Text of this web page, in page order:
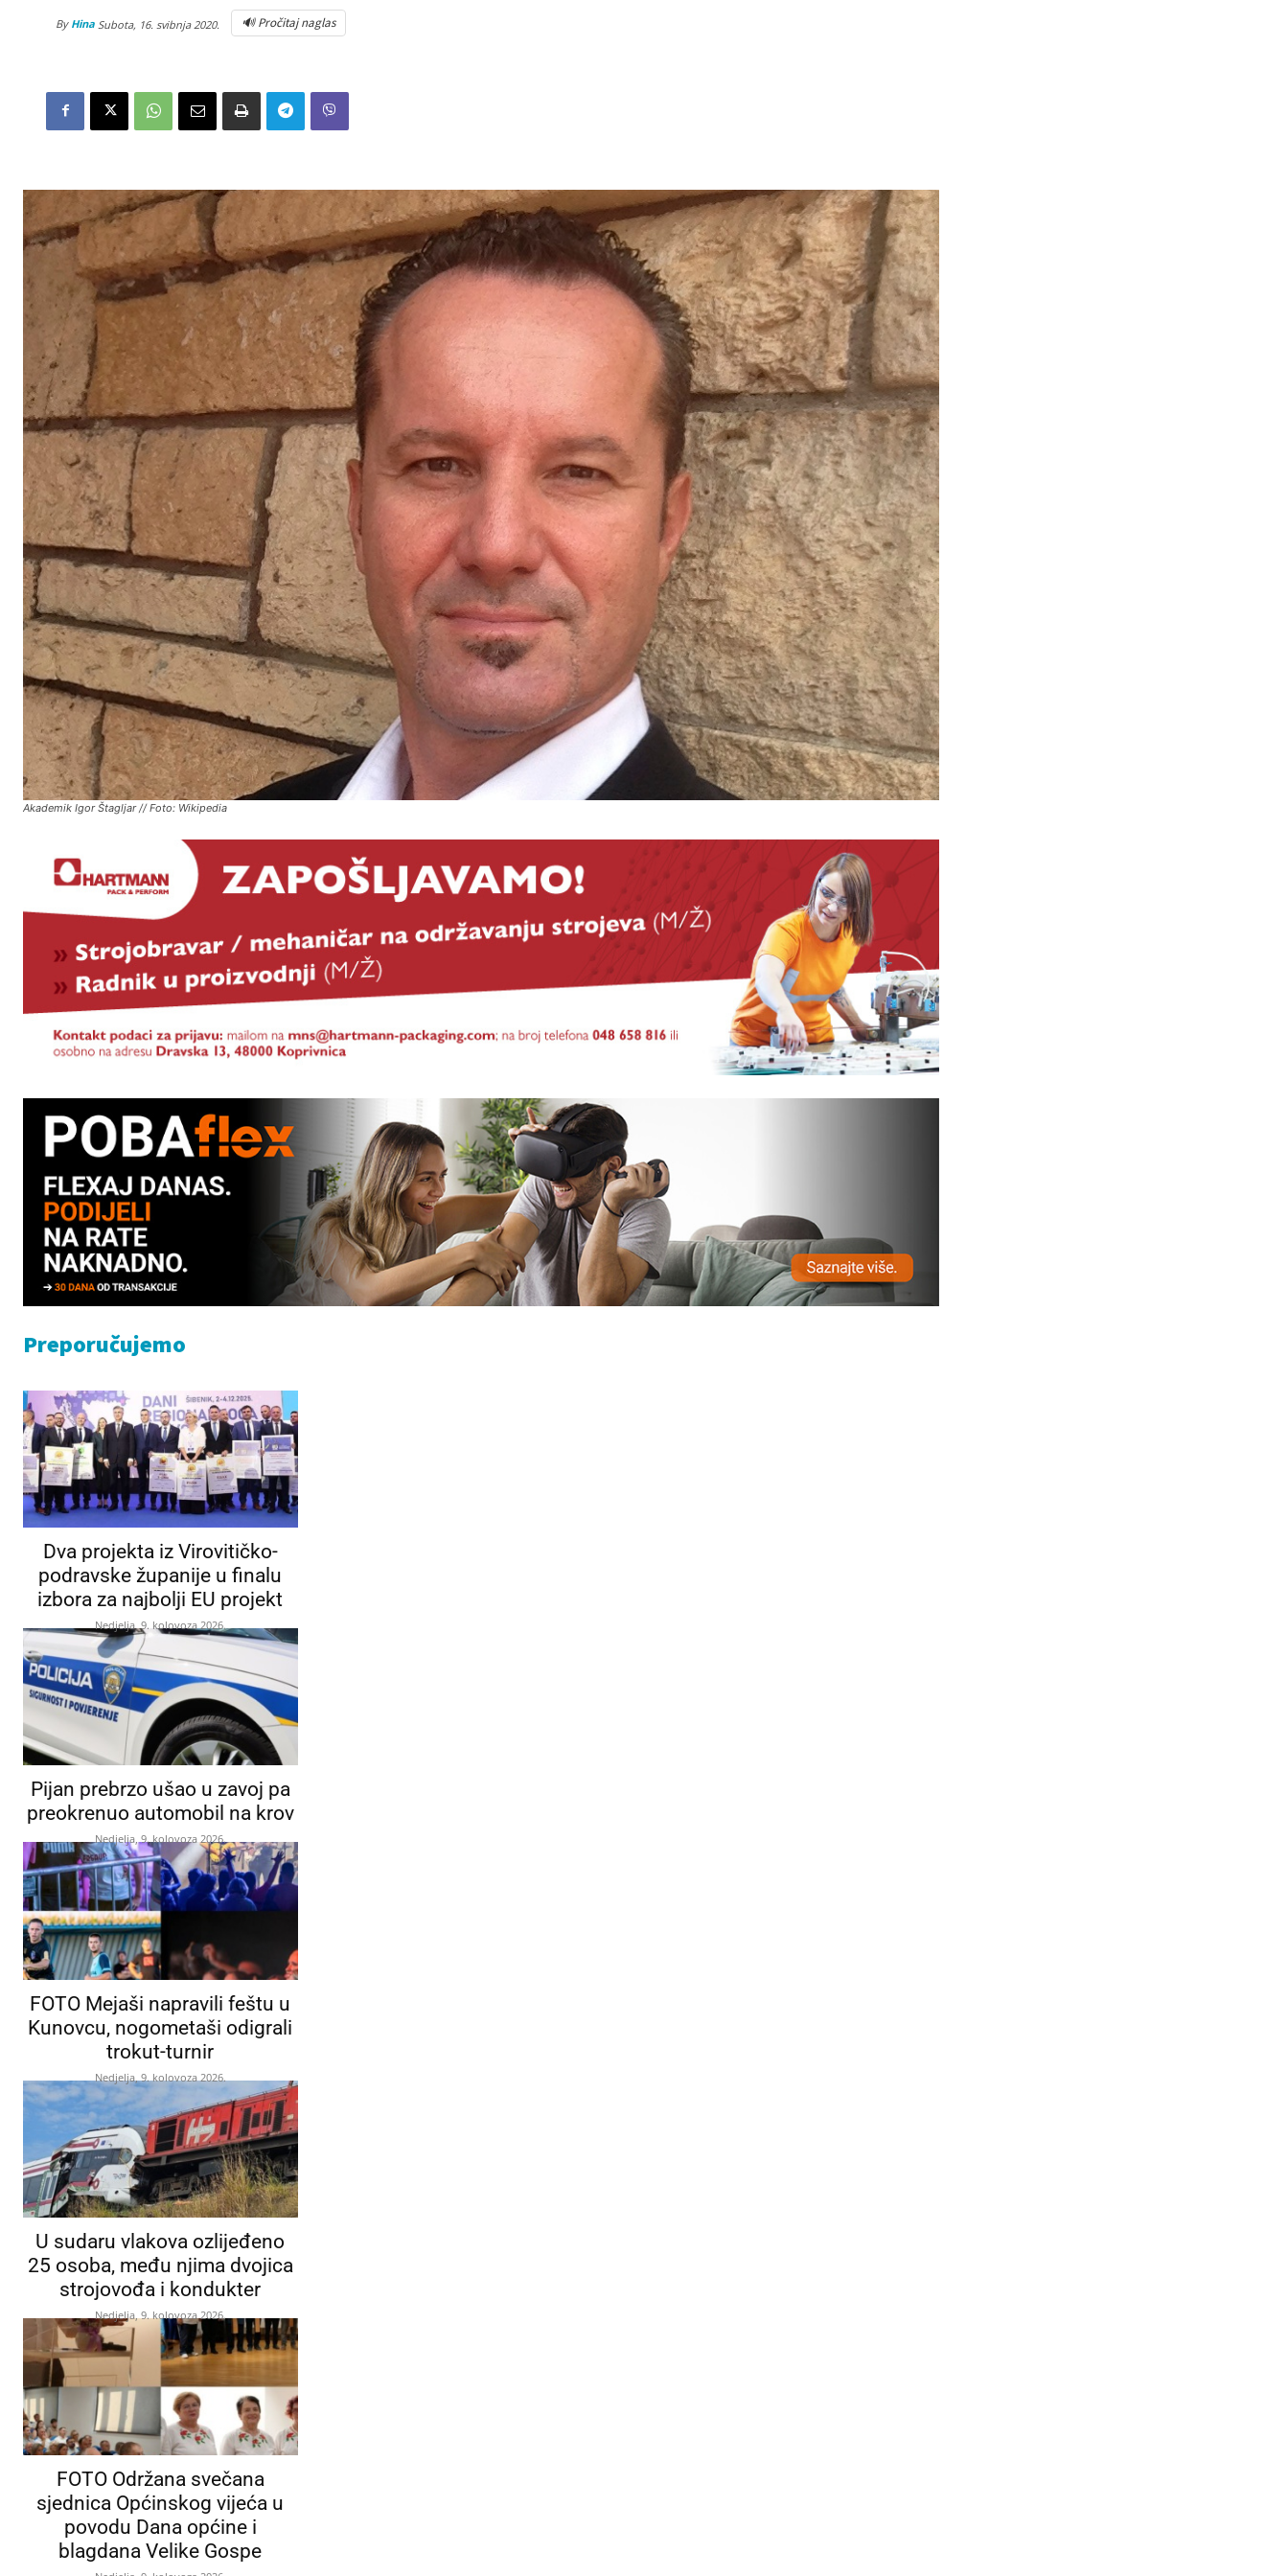
By Hina Subota, 16. svibnja 2020. 🔊 Pročitaj naglas
Akademik Igor Štagljar // Foto: Wikipedia
Preporučujemo
Dva projekta iz Virovitičko-
podravske županije u finalu
izbora za najbolji EU projekt
Nedjelja, 9. kolovoza 2026.
Pijan prebrzo ušao u zavoj pa
preokrenuo automobil na krov
Nedjelja, 9. kolovoza 2026.
FOTO Mejaši napravili feštu u
Kunovcu, nogometaši odigrali
trokut-turnir
Nedjelja, 9. kolovoza 2026.
U sudaru vlakova ozlijeđeno
25 osoba, među njima dvojica
strojovođa i kondukter
Nedjelja, 9. kolovoza 2026.
FOTO Održana svečana
sjednica Općinskog vijeća u
povodu Dana općine i
blagdana Velike Gospe